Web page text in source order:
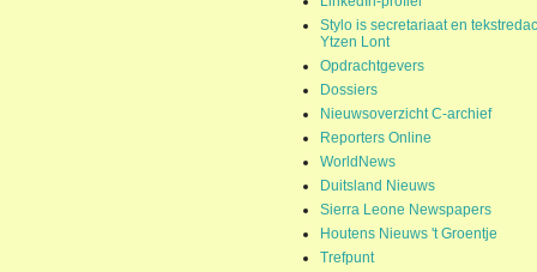
Stylo is secretariaat en
Ytzen Lont
Opdrachtgevers
Dossiers
Nieuwsoverzicht C-archief
Reporters Online
WorldNews
Duitsland Nieuws
Sierra Leone Newspapers
Houtens Nieuws 't Groentje
Trefpunt